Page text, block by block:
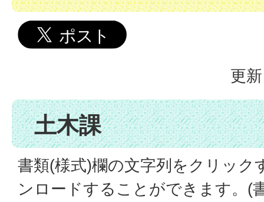
更
土木課
書類(様式)欄の文字列をクリック
ンロードすることができます。(